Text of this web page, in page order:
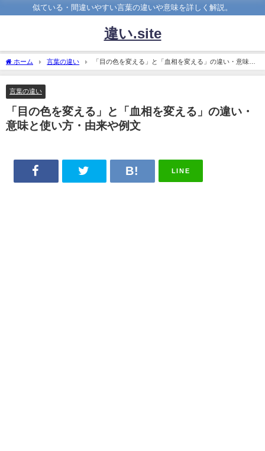
似ている・間違いやすい言葉の違いや意味を詳しく解説。
違い.site
ホーム 言葉の違い
「目の色を変える」と「血相を変える」の違い・意味と
使い方・由来や例文
言葉の違い
「目の色を変える」と「血相を変える」の違い・
意味と使い方・由来や例文
LINE